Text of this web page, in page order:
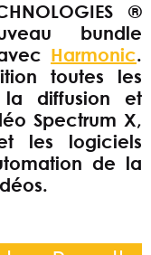
®
bundle
Harmonic.
toutes les
la diffusion et
Spectrum X,
les logiciels
de la